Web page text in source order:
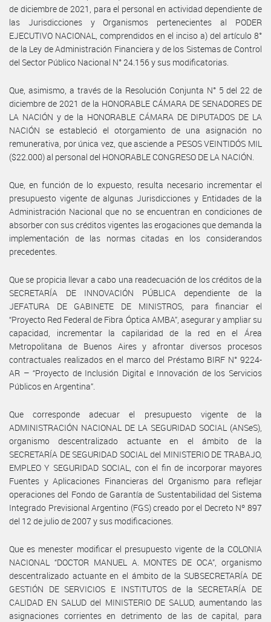
de diciembre de 2021, para el personal en actividad dependiente de
las Jurisdicciones y Organismos pertenecientes al PODER
EJECUTIVO NACIONAL, comprendidos en el inciso a) del artículo 8°
de la Ley de Administración Financiera y de los Sistemas de Control
del Sector Público Nacional N° 24.156 y sus modificatorias.
Que, asimismo, a través de la Resolución Conjunta N° 5 del 22 de
diciembre de 2021 de la HONORABLE CÁMARA DE SENADORES DE
LA NACIÓN y de la HONORABLE CÁMARA DE DIPUTADOS DE LA
NACIÓN se estableció el otorgamiento de una asignación no
remunerativa, por única vez, que asciende a PESOS VEINTIDÓS MIL
($22.000) al personal del HONORABLE CONGRESO DE LA NACIÓN.
Que, en función de lo expuesto, resulta necesario incrementar el
presupuesto vigente de algunas Jurisdicciones y Entidades de la
Administración Nacional que no se encuentran en condiciones de
absorber con sus créditos vigentes las erogaciones que demanda la
implementación de las normas citadas en los considerandos
precedentes.
Que se propicia llevar a cabo una readecuación de los créditos de la
SECRETARÍA DE INNOVACIÓN PÚBLICA dependiente de la
JEFATURA DE GABINETE DE MINISTROS, para financiar el
“Proyecto Red Federal de Fibra Óptica AMBA”, asegurar y ampliar su
capacidad, incrementar la capilaridad de la red en el Área
Metropolitana de Buenos Aires y afrontar diversos procesos
contractuales realizados en el marco del Préstamo BIRF N° 9224-
AR – “Proyecto de Inclusión Digital e Innovación de los Servicios
Públicos en Argentina”.
Que corresponde adecuar el presupuesto vigente de la
ADMINISTRACIÓN NACIONAL DE LA SEGURIDAD SOCIAL (ANSeS),
organismo descentralizado actuante en el ámbito de la
SECRETARÍA DE SEGURIDAD SOCIAL del MINISTERIO DE TRABAJO,
EMPLEO Y SEGURIDAD SOCIAL, con el fin de incorporar mayores
Fuentes y Aplicaciones Financieras del Organismo para reflejar
operaciones del Fondo de Garantía de Sustentabilidad del Sistema
Integrado Previsional Argentino (FGS) creado por el Decreto Nº 897
del 12 de julio de 2007 y sus modificaciones.
Que es menester modificar el presupuesto vigente de la COLONIA
NACIONAL “DOCTOR MANUEL A. MONTES DE OCA”, organismo
descentralizado actuante en el ámbito de la SUBSECRETARÍA DE
GESTIÓN DE SERVICIOS E INSTITUTOS de la SECRETARÍA DE
CALIDAD EN SALUD del MINISTERIO DE SALUD, aumentando las
asignaciones corrientes en detrimento de las de capital, para